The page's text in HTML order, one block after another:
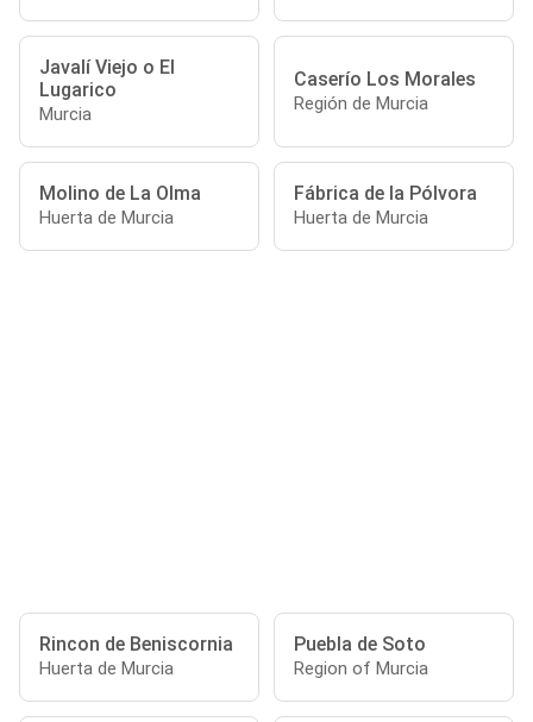
Javalí Viejo o El
Lugarico
Murcia
Caserío Los Morales
Región de Murcia
Molino de La Olma
Huerta de Murcia
Fábrica de la Pólvora
Huerta de Murcia
Rincon de Beniscornia
Huerta de Murcia
Puebla de Soto
Region of Murcia